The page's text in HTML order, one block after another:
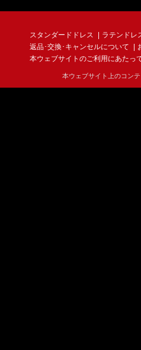
スタンダードドレス ラテンドレ
返品･交換･キャンセルについて
本ウェブサイトのご利用にあたっ
本ウェブサイト上のコン